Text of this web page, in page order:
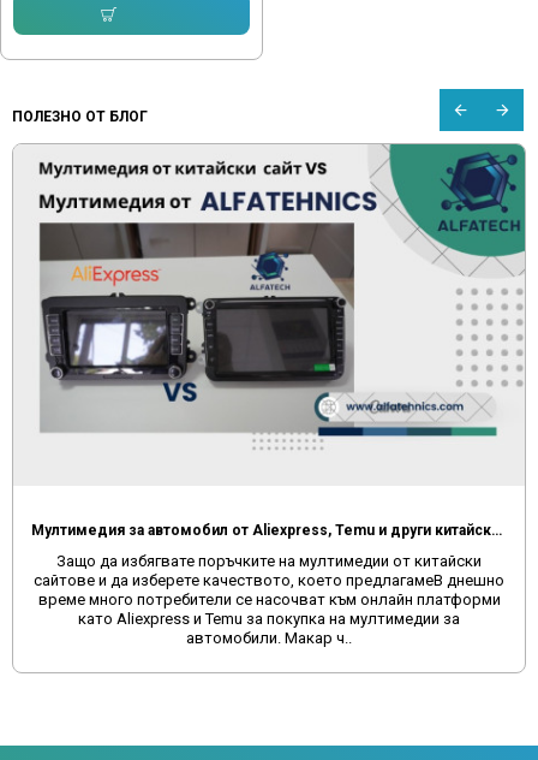
ПОЛЕЗНО ОТ БЛОГ
Мултимедия за автомобил от Aliexpress, Temu и други китайски сайтове
Защо да избягвате поръчките на мултимедии от китайски
сайтове и да изберете качеството, което предлагамеВ днешно
време много потребители се насочват към онлайн платформи
като Aliexpress и Temu за покупка на мултимедии за
автомобили. Макар ч..